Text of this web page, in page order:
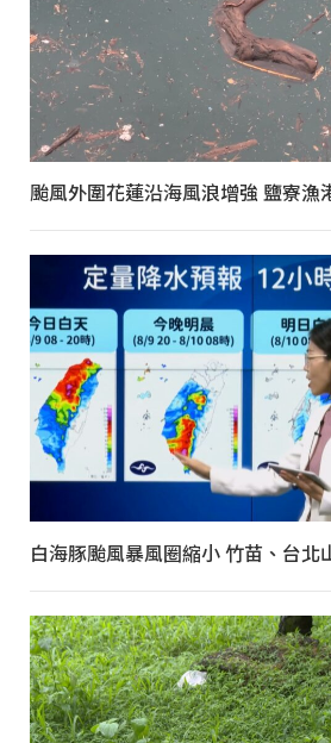
颱風外圍花蓮沿海風浪增強 鹽寮漁
白海豚颱風暴風圈縮小 竹苗、台北